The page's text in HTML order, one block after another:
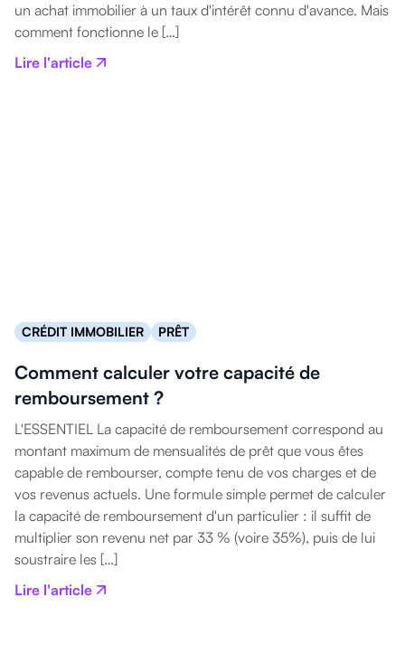
un achat immobilier à un taux d'intérêt connu d'avance. Mais
comment fonctionne le […]
Lire l'article
CRÉDIT IMMOBILIER PRÊT
Comment calculer votre capacité de
remboursement ?
L'ESSENTIEL La capacité de remboursement correspond au
montant maximum de mensualités de prêt que vous êtes
capable de rembourser, compte tenu de vos charges et de
vos revenus actuels. Une formule simple permet de calculer
la capacité de remboursement d'un particulier : il suffit de
multiplier son revenu net par 33 % (voire 35%), puis de lui
soustraire les […]
Lire l'article